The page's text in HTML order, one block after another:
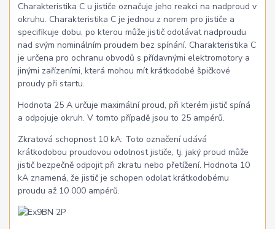
Charakteristika C u jističe označuje jeho reakci na nadproud v
okruhu. Charakteristika C je jednou z norem pro jističe a
specifikuje dobu, po kterou může jistič odolávat nadproudu
nad svým nominálním proudem bez spínání. Charakteristika C
je určena pro ochranu obvodů s přídavnými elektromotory a
jinými zařízeními, která mohou mít krátkodobé špičkové
proudy při startu.
Hodnota 25 A určuje maximální proud, při kterém jistič spíná
a odpojuje okruh. V tomto případě jsou to 25 ampérů.
Zkratová schopnost 10 kA: Toto označení udává
krátkodobou proudovou odolnost jističe, tj. jaký proud může
jistič bezpečně odpojit při zkratu nebo přetížení. Hodnota 10
kA znamená, že jistič je schopen odolat krátkodobému
proudu až 10 000 ampérů.